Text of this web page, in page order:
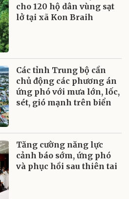
cho 120 hộ dân vùng sạt
lở tại xã Kon Braih
Các tỉnh Trung bộ cần
chủ động các phương án
ứng phó với mưa lớn, lốc,
sét, gió mạnh trên biển
Tăng cường năng lực
cảnh báo sớm, ứng phó
và phục hồi sau thiên tai